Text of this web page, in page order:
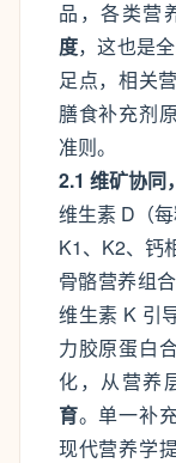
品，各类营
度，这也是
足点，相关
膳食补充剂
准则。
2.1 维矿协同
维生素 D（
K1、K2、钙
骨骼营养组
维生素 K 引
力胶原蛋白
化，从营养
育。单一补
现代营养学